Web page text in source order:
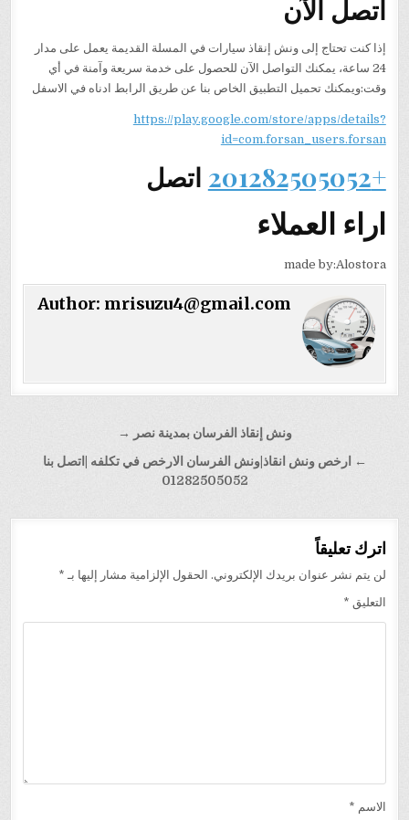
اتصل الآن
إذا كنت تحتاج إلى ونش إنقاذ سيارات في المسلة القديمة يعمل على مدار
24 ساعة، يمكنك التواصل الآن للحصول على خدمة سريعة وآمنة في أي
وقت:ويمكنك تحميل التطبيق الخاص بنا عن طريق الرابط ادناه في الاسفل
https://play.google.com/store/apps/details?
id=com.forsan_users.forsan
+201282505052 اتصل
اراء العملاء
made by:Alostora
Author: mrisuzu4@gmail.com
المقالات
ونش إنقاذ الفرسان بمدينة نصر →
← ارخص ونش انقاذ|ونش الفرسان الارخص في تكلفه |اتصل بنا
01282505052
اترك تعليقاً
لن يتم نشر عنوان بريدك الإلكتروني. الحقول الإلزامية مشار إليها بـ *
التعليق *
الاسم *